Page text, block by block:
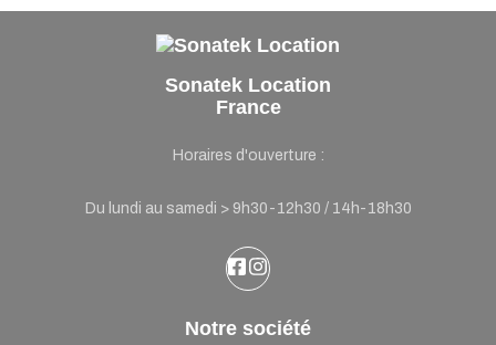
Sonatek Location
France
Horaires d'ouverture :
Du lundi au samedi > 9h30-12h30 / 14h-18h30
Notre société